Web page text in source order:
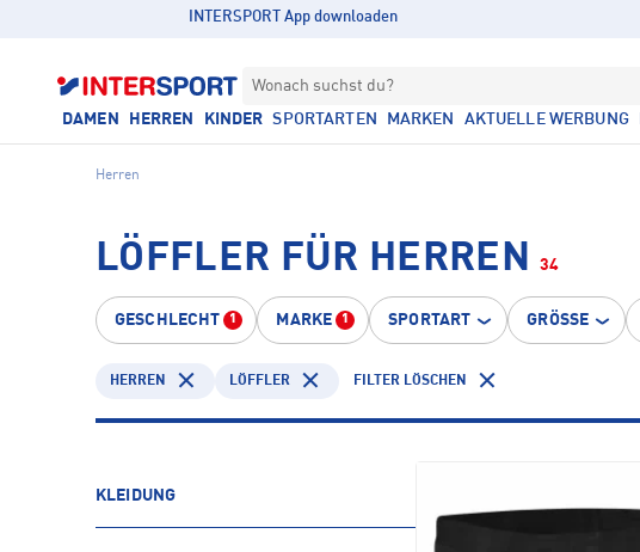
INTERSPORT App downloaden
Wonach suchst du?
DAMEN HERREN KINDER SPORTARTEN MARKEN AKTUELLE WERBUNG
Herren
LÖFFLER FÜR HERREN 34
GESCHLECHT 1 MARKE 1 SPORTART GRÖSSE
HERREN LÖFFLER FILTER LÖSCHEN
KLEIDUNG